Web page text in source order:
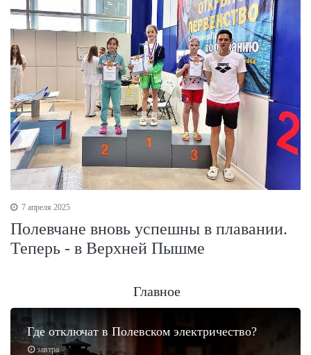
7 апреля 2025
Полевчане вновь успешны в плавании.
Теперь - в Верхней Пышме
Главное
завтра
Где отключат в Полевском электричество?